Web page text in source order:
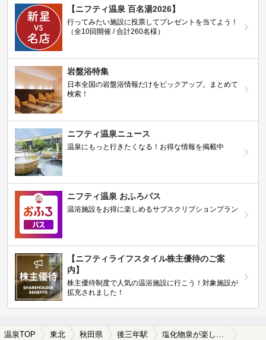
【ニフティ温泉 百名湯2026】
行ってみたい施設に投票してプレゼントを当てよう！
（全10回開催 / 合計260名様）
岩盤浴特集
日本全国の岩盤浴情報だけをピックアップ。まとめて
検索！
ニフティ温泉ニュース
温泉にもっと行きたくなる！お得な情報を掲載中
ニフティ温泉 おふろパス
温浴施設をお得に楽しめるサブスクリプションプラン
【ニフティライフスタイル株主優待のご案
内】
株主優待制度で人気の温浴施設に行こう！対象施設が
拡充されました！
温泉TOP 東北 秋田県 後三年駅